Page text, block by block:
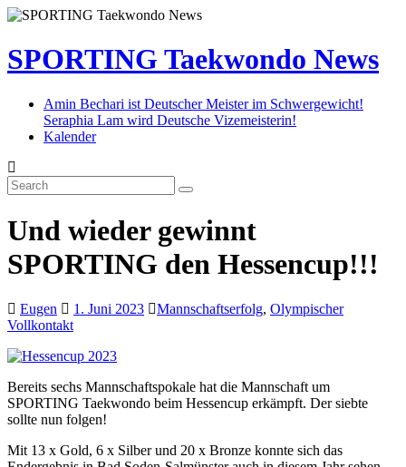
SPORTING Taekwondo News
Amin Bechari ist Deutscher Meister im Schwergewicht!
Seraphia Lam wird Deutsche Vizemeisterin!
Kalender
Und wieder gewinnt
SPORTING den Hessencup!!!
Eugen 1. Juni 2023 Mannschaftserfolg, Olympischer
Vollkontakt
Bereits sechs Mannschaftspokale hat die Mannschaft um
SPORTING Taekwondo beim Hessencup erkämpft. Der siebte
sollte nun folgen!
Mit 13 x Gold, 6 x Silber und 20 x Bronze konnte sich das